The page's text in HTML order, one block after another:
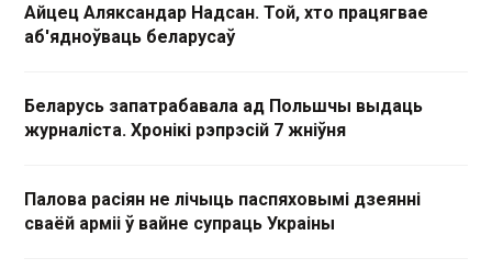
Айцец Аляксандар Надсан. Той, хто працягвае
аб'ядноўваць беларусаў
Беларусь запатрабавала ад Польшчы выдаць
журналіста. Хронікі рэпрэсій 7 жніўня
Палова расіян не лічыць паспяховымі дзеянні
сваёй арміі ў вайне супраць Украіны